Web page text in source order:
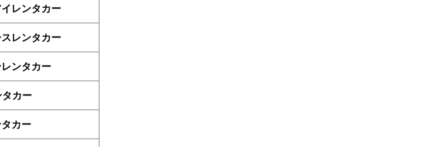
レンタカー
レンタカー
ンタカー
カー
タカー